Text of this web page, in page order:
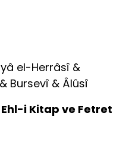
el-Herrâsî &
Bursevî & Âlûsî
i Kitap ve Fetret